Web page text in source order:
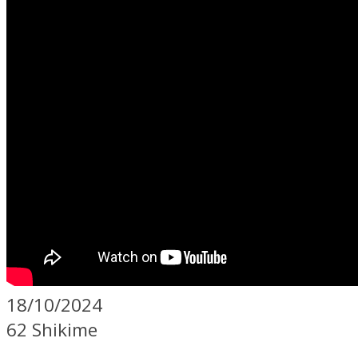
18/10/2024
62 Shikime